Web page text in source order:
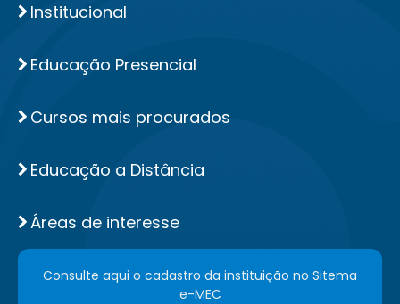
Institucional
Educação Presencial
Cursos mais procurados
Educação a Distância
Áreas de interesse
Consulte aqui o cadastro da instituição no Sitema
e-MEC